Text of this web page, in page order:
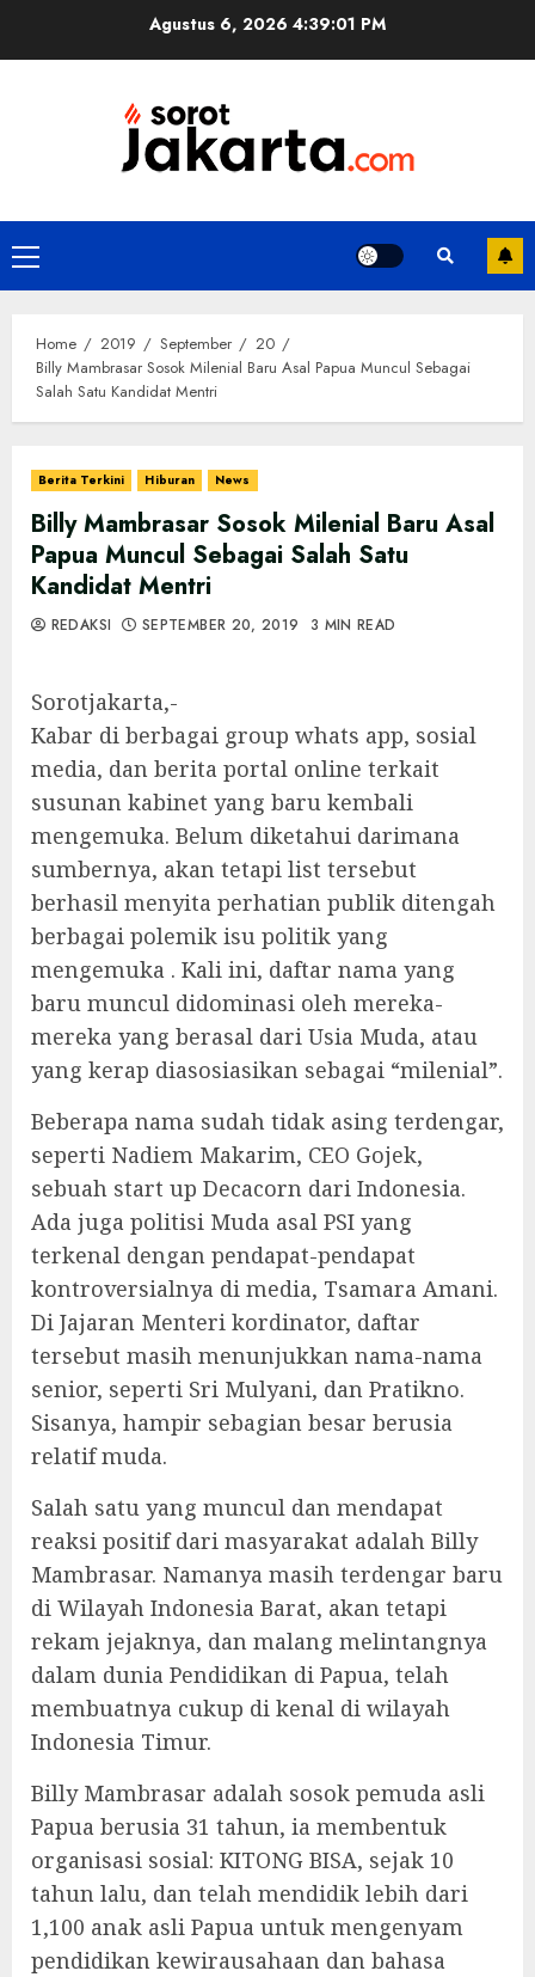
Agustus 6, 2026 4:39:02 PM
Primary
Menu
Home 2019 September
20
Billy Mambrasar Sosok Milenial Baru Asal Papua Muncul Sebagai
Salah Satu Kandidat Mentri
Berita Terkini Hiburan News
Billy Mambrasar Sosok Milenial Baru Asal
Papua Muncul Sebagai Salah Satu
Kandidat Mentri
REDAKSI SEPTEMBER 20, 2019 3 MIN READ
Sorotjakarta,-
Kabar di berbagai group whats app, sosial
media, dan berita portal online terkait
susunan kabinet yang baru kembali
mengemuka. Belum diketahui darimana
sumbernya, akan tetapi list tersebut
berhasil menyita perhatian publik ditengah
berbagai polemik isu politik yang
mengemuka . Kali ini, daftar nama yang
baru muncul didominasi oleh mereka-
mereka yang berasal dari Usia Muda, atau
yang kerap diasosiasikan sebagai “milenial”.
Beberapa nama sudah tidak asing terdengar,
seperti Nadiem Makarim, CEO Gojek,
sebuah start up Decacorn dari Indonesia.
Ada juga politisi Muda asal PSI yang
terkenal dengan pendapat-pendapat
kontroversialnya di media, Tsamara Amani.
Di Jajaran Menteri kordinator, daftar
tersebut masih menunjukkan nama-nama
senior, seperti Sri Mulyani, dan Pratikno.
Sisanya, hampir sebagian besar berusia
relatif muda.
Salah satu yang muncul dan mendapat
reaksi positif dari masyarakat adalah Billy
Mambrasar. Namanya masih terdengar baru
di Wilayah Indonesia Barat, akan tetapi
rekam jejaknya, dan malang melintangnya
dalam dunia Pendidikan di Papua, telah
membuatnya cukup di kenal di wilayah
Indonesia Timur.
Billy Mambrasar adalah sosok pemuda asli
Papua berusia 31 tahun, ia membentuk
organisasi sosial: KITONG BISA, sejak 10
tahun lalu, dan telah mendidik lebih dari
1,100 anak asli Papua untuk mengenyam
pendidikan kewirausahaan dan bahasa